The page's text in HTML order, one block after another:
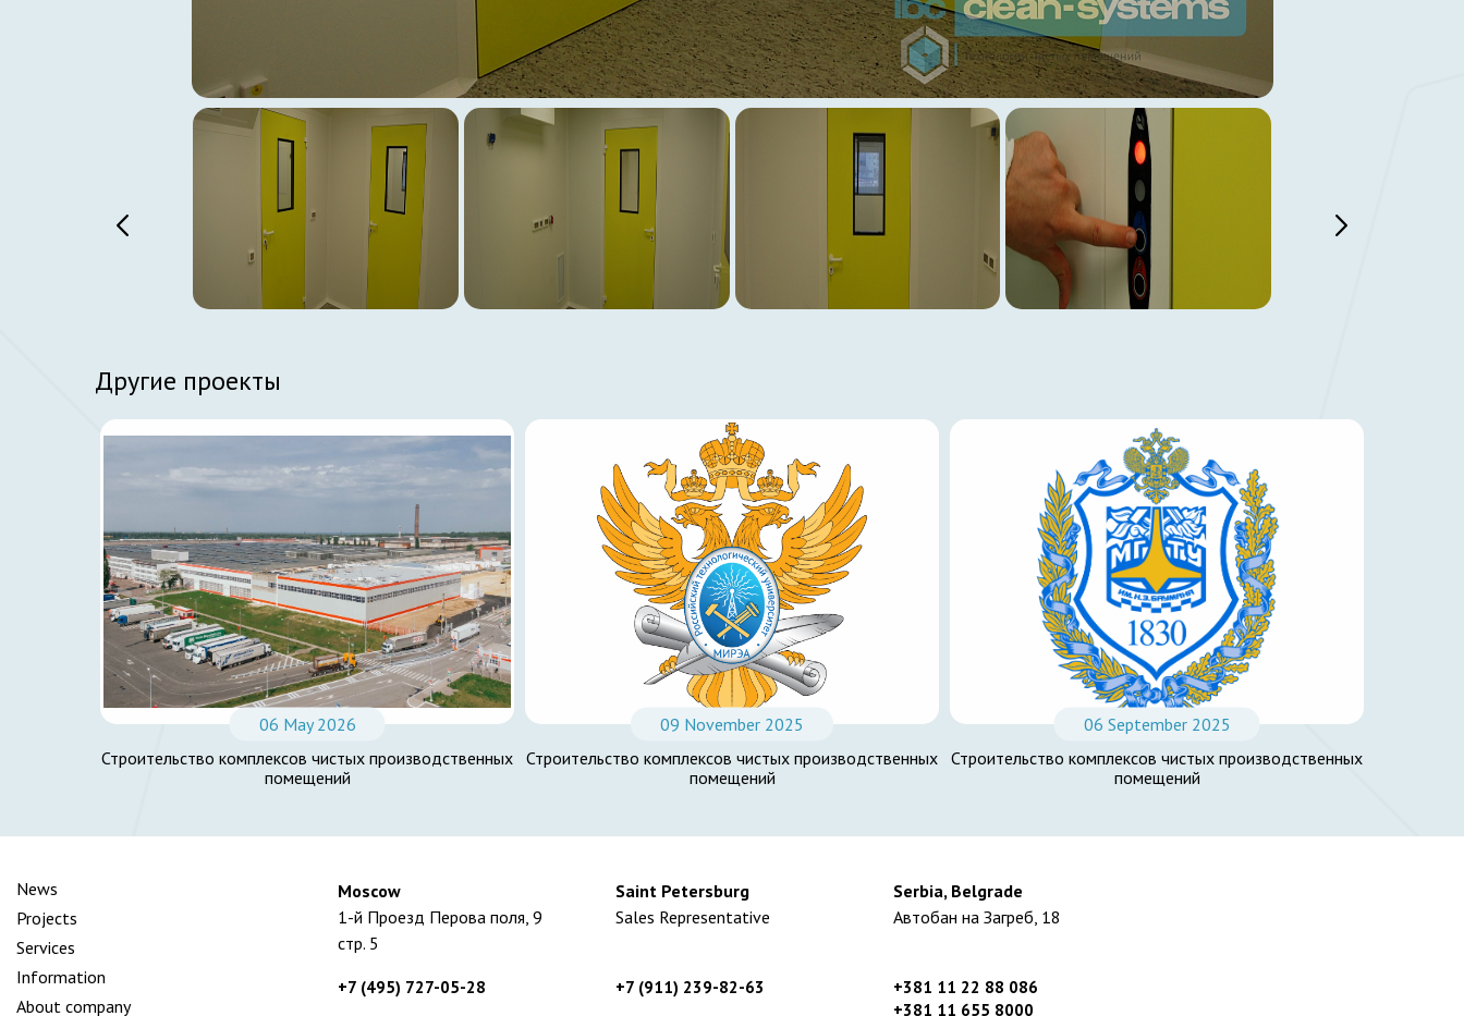
Другие проекты
06 May 2026
Строительство комплексов чистых производственных
помещений
09 November 2025
Строительство комплексов чистых производственных
помещений
06 September 2025
Строительство комплексов чистых производственных
помещений
News
Projects
Services
Information
About company
Moscow
1-й Проезд Перова поля, 9
стр. 5
+7 (495) 727-05-28
Saint Petersburg
Sales Representative
+7 (911) 239-82-63
Serbia, Belgrade
Автобан на Загреб, 18
+381 11 22 88 086
+381 11 655 8000